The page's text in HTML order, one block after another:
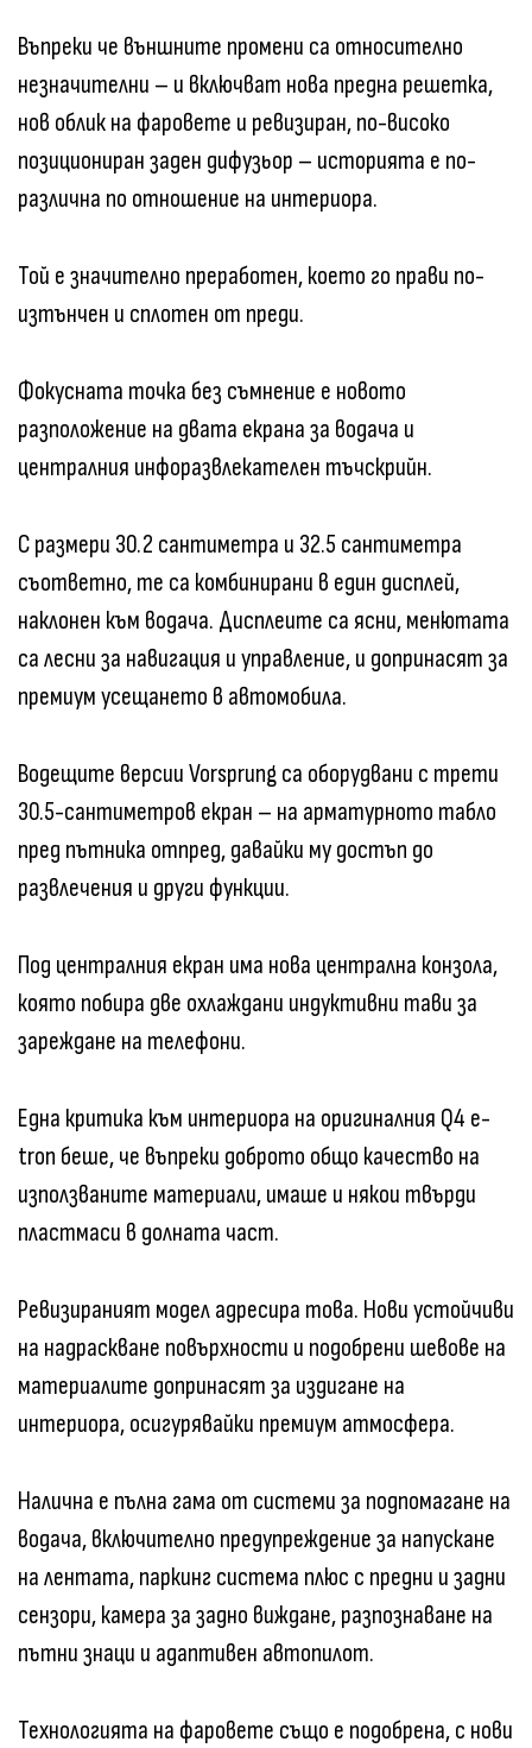
Въпреки че външните промени са относително
незначителни – и включват нова предна решетка,
нов облик на фаровете и ревизиран, по-високо
позициониран заден дифузьор – историята е по-
различна по отношение на интериора.
Той е значително преработен, което го прави по-
изтънчен и сплотен от преди.
Фокусната точка без съмнение е новото
разположение на двата екрана за водача и
централния инфоразвлекателен тъчскрийн.
С размери 30.2 сантиметра и 32.5 сантиметра
съответно, те са комбинирани в един дисплей,
наклонен към водача. Дисплеите са ясни, менютата
са лесни за навигация и управление, и допринасят за
премиум усещането в автомобила.
Водещите версии Vorsprung са оборудвани с трети
30.5-сантиметров екран – на арматурното табло
пред пътника отпред, давайки му достъп до
развлечения и други функции.
Под централния екран има нова централна конзола,
която побира две охлаждани индуктивни тави за
зареждане на телефони.
Една критика към интериора на оригиналния Q4 e-
tron беше, че въпреки доброто общо качество на
използваните материали, имаше и някои твърди
пластмаси в долната част.
Ревизираният модел адресира това. Нови устойчиви
на надраскване повърхности и подобрени шевове на
материалите допринасят за издигане на
интериора, осигурявайки премиум атмосфера.
Налична е пълна гама от системи за подпомагане на
водача, включително предупреждение за напускане
на лентата, паркинг система плюс с предни и задни
сензори, камера за задно виждане, разпознаване на
пътни знаци и адаптивен автопилот.
Технологията на фаровете също е подобрена, с нови